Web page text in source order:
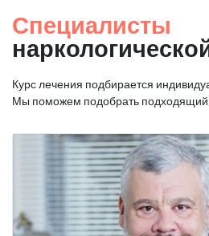
Специалисты
Курс лечения подбирается
Мы поможем подобрать подходящий